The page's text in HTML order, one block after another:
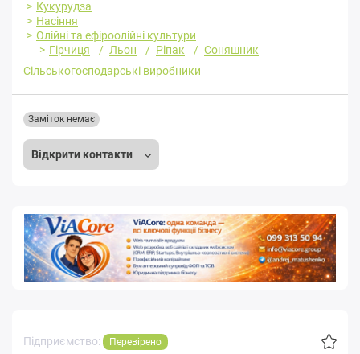
Кукурудза
Насіння
Олійні та ефіроолійні культури
Гірчиця
Льон Ріпак
Соняшник
Сільськогосподарські виробники
Відкрити контакти
Заміток немає
Підприємство: Перевірено